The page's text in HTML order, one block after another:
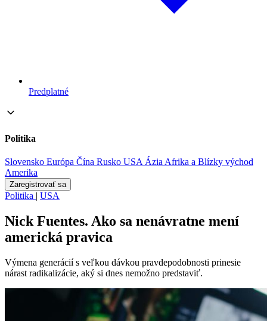
Predplatné
Politika
Slovensko Európa Čína Rusko USA ÁziaAfrika a Blízky východ
Amerika
Zaregistrovať sa
Politika | USA
Nick Fuentes. Ako sa nenávratne mení
americká pravica
Výmena generácií s veľkou dávkou pravdepodobnosti prinesie
nárast radikalizácie, aký si dnes nemožno predstaviť.